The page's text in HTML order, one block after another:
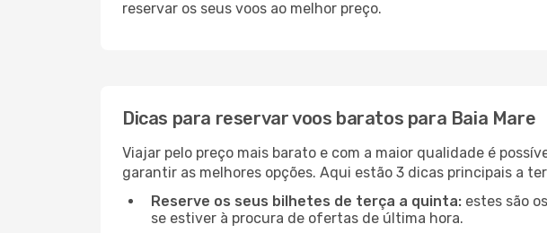
reservar os seus voos ao melhor preço.
Dicas para reservar voos baratos para Baia Mare
Viajar pelo preço mais barato e com a maior qualidade é
garantir as melhores opções. Aqui estão 3 dicas principais a
Reserve os seus bilhetes de terça a quinta: estes são
se estiver à procura de ofertas de última hora.